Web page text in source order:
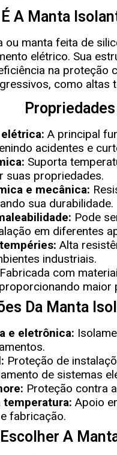
É A Manta
ou manta feita de
elétrico. Sua
na proteção
como altas
A principal
acidentes e
Suporta
suas propriedades.
e mecânica:
sua durabilidade.
Pode
em diferentes
Alta
industriais.
Fabricada com
maior
Da Manta
e eletrônica:
Proteção de
de sistemas
Proteção contra
temperatura: Apoio
fabricação.
A